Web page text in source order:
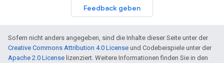
Feedback geben
Sofern nicht anders angegeben, sind die Inhalte dieser Seite unter der
Creative Commons Attribution 4.0 License und Codebeispiele unter der
Apache 2.0 License lizenziert. Weitere Informationen finden Sie in den